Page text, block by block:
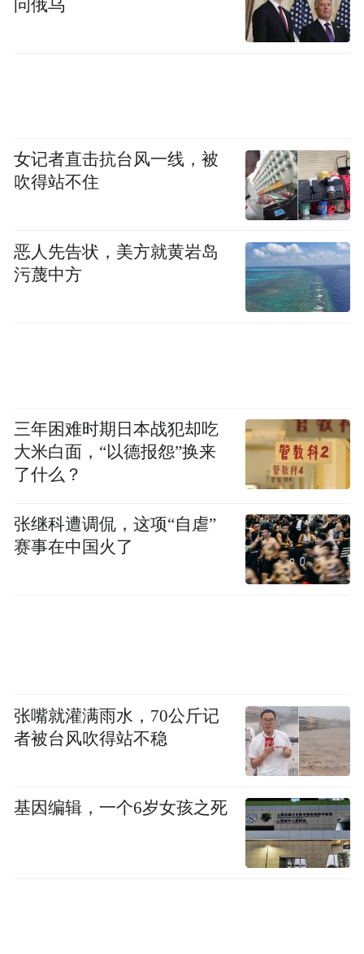
“特别声明：以上作品内容(包括在内的视频、图片或音
频)为凤凰网旗下自媒体平台“大风号”用户上传并发
问俄乌
女记者直击抗台风一线，被
吹得站不住
恶人先告状，美方就黄岩岛
污蔑中方
三年困难时期日本战犯却吃
大米白面，“以德报怨”换来
了什么？
张继科遭调侃，这项“自虐”
赛事在中国火了
张嘴就灌满雨水，70公斤记
者被台风吹得站不稳
基因编辑，一个6岁女孩之死